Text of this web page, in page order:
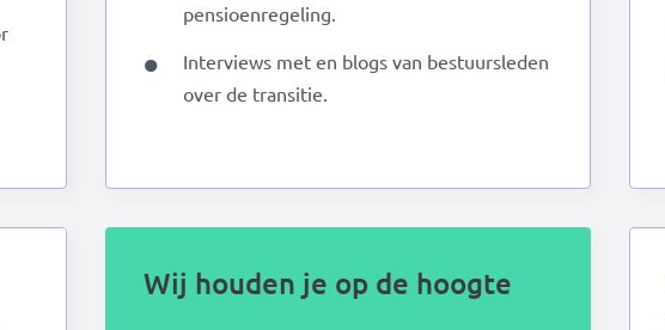
pensioenregeling.
Interviews met en blogs van bestuursleden
over de transitie.
Wij houden je op de hoogte